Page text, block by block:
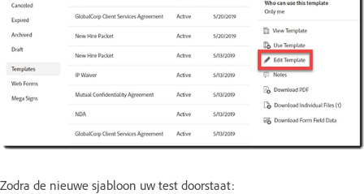
Zodra de nieuwe sjabloon uw test doorstaat: